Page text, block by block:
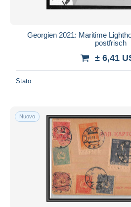
Georgien 2021: Maritime
postfrisch
± 6,41
Stato
Nuovo